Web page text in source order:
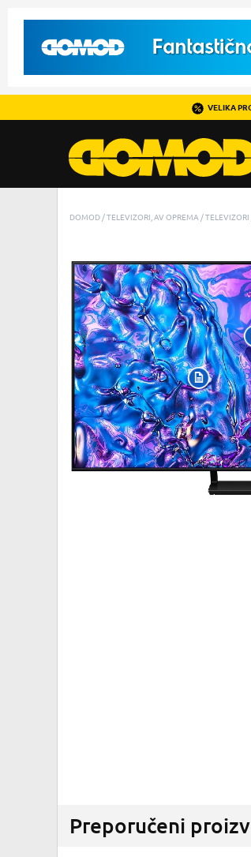
VELIKA
DOMOD TELEVIZORI, AV OPREMA TELEVIZORI
Preporučeni